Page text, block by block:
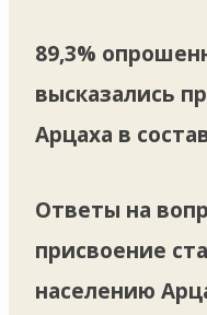
89,3%
высказались
Арцаха в
Ответы на
присвоение
населению